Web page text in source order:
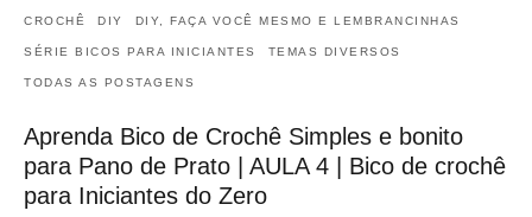
CROCHÊ DIY DIY, FAÇA VOCÊ MESMO E LEMBRANCINHAS
SÉRIE BICOS PARA INICIANTES TEMAS DIVERSOS
TODAS AS POSTAGENS
Aprenda Bico de Crochê Simples e bonito
para Pano de Prato | AULA 4 | Bico de crochê
para Iniciantes do Zero